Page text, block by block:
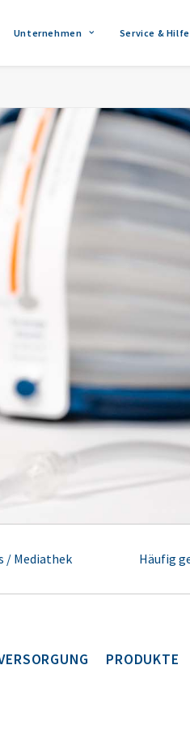
Unternehmen Service & Hilfe
/ Mediathek Häufig
PRODUKTE